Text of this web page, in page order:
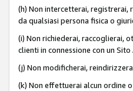
(h) Non intercetterai,
da qualsiasi persona fisica o
(i) Non richiederai, raccoglierai,
clienti in connessione con un
(j) Non modificherai,
(k) Non effettuerai alcun ordine